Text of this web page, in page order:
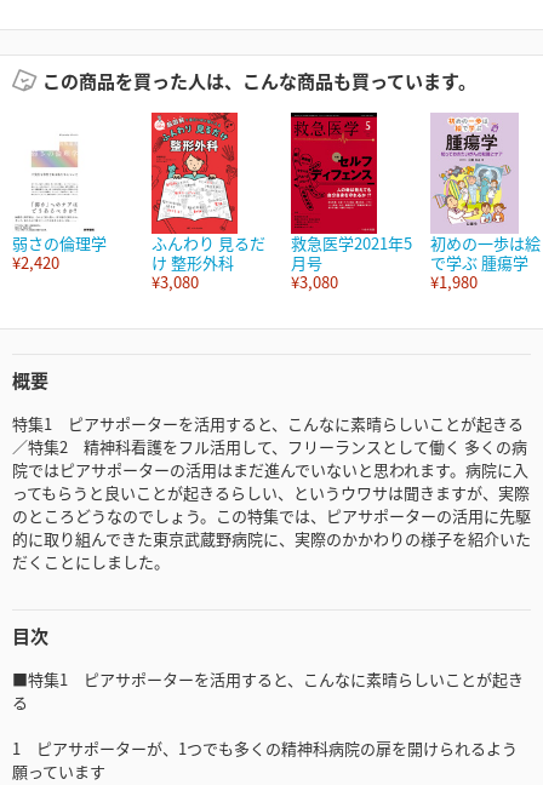
この商品を買った人は、こんな商品も買っています。
弱さの倫理学
¥2,420
ふんわり 見るだ
け 整形外科
¥3,080
救急医学2021年5
月号
¥3,080
初めの一歩は絵
で学ぶ 腫瘍学
¥1,980
概要
特集1 ピアサポーターを活用すると、こんなに素晴らしいことが起きる
／特集2 精神科看護をフル活用して、フリーランスとして働く 多くの病
院ではピアサポーターの活用はまだ進んでいないと思われます。病院に入
ってもらうと良いことが起きるらしい、というウワサは聞きますが、実際
のところどうなのでしょう。この特集では、ピアサポーターの活用に先駆
的に取り組んできた東京武蔵野病院に、実際のかかわりの様子を紹介いた
だくことにしました。
目次
■特集1 ピアサポーターを活用すると、こんなに素晴らしいことが起き
る
1 ピアサポーターが、1つでも多くの精神科病院の扉を開けられるよう
願っています